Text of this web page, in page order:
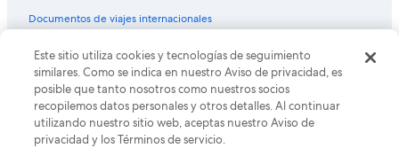
Documentos de viajes internacionales
© 2026 Expedia, Inc., una empresa de Expedia Group. Todos los
derechos reservados. Expedia y el logo de Expedia son marcas
registradas o marcas comerciales de Expedia, Inc. CST# 2029030-50.
Este sitio utiliza cookies y tecnologías de seguimiento
similares. Como se indica en nuestro Aviso de privacidad, es
posible que tanto nosotros como nuestros socios
recopilemos datos personales y otros detalles. Al continuar
utilizando nuestro sitio web, aceptas nuestro Aviso de
privacidad y los Términos de servicio.